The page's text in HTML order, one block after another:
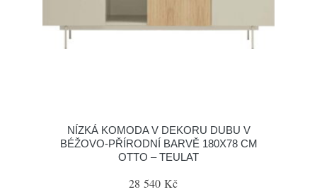
NÍZKÁ KOMODA V DEKORU DUBU V
BÉŽOVO-PŘÍRODNÍ BARVĚ 180X78 CM
OTTO – TEULAT
28 540 Kč